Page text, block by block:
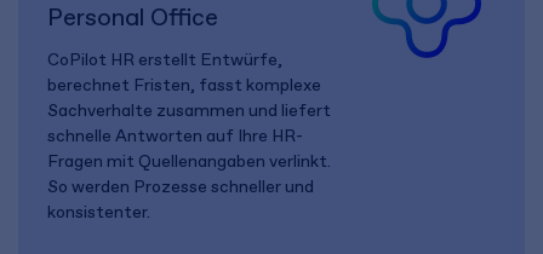
Personal Office
CoPilot HR erstellt Entwürfe,
berechnet Fristen, fasst komplexe
Sachverhalte zusammen und liefert
schnelle Antworten auf Ihre HR-
Fragen mit Quellenangaben verlinkt.
So werden Prozesse schneller und
konsistenter.